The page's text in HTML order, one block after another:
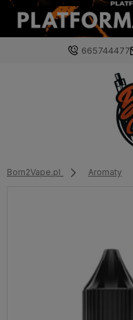
665744477
Born2Vape.pl Aromaty